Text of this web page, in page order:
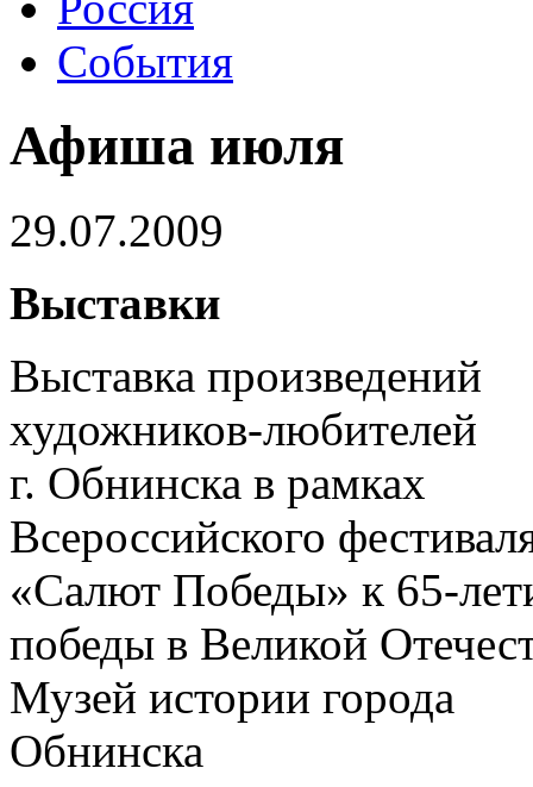
События
Афиша июля
29.07.2009
Выставки
Выставка произведений
художников-любителей
г. Обнинска в рамках
Всероссийского
«Салют Победы» к 65-
победы в Великой
Музей истории города
Обнинска